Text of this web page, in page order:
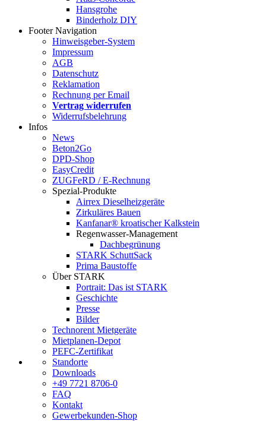
Hansgrohe
Binderholz DIY
Footer Navigation
Hinweisgeber-System
Impressum
AGB
Datenschutz
Reklamation
Rechnung per Email
Vertrag widerrufen
Widerrufsbelehrung
Infos
News
Beton2Go
DPD-Shop
EasyCredit
ZUGFeRD / E-Rechnung
Spezial-Produkte
Airrex Dieselheizgeräte
Zirkuläres Bauen
Kanfanar® kroatischer Kalkstein
Regenwasser-Management
Dachbegrünung
STARK SchuttSack
Prima Baustoffe
Über STARK
Portrait: Das ist STARK
Geschichte
Presse
Bilder
Technorent Mietgeräte
Mietplanen-Depot
PEFC-Zertifikat
Standorte
Downloads
+49 7721 8706-0
FAQ
Kontakt
Gewerbekunden-Shop